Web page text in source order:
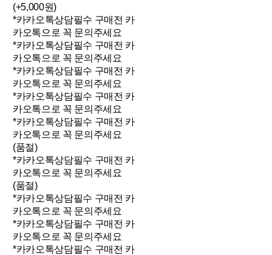
(+5,000원)
*카카오톡상담필수 구매전 카
카오톡으로 꼭 문의주세요
*카카오톡상담필수 구매전 카
카오톡으로 꼭 문의주세요
*카카오톡상담필수 구매전 카
카오톡으로 꼭 문의주세요
*카카오톡상담필수 구매전 카
카오톡으로 꼭 문의주세요
*카카오톡상담필수 구매전 카
카오톡으로 꼭 문의주세요
(품절)
*카카오톡상담필수 구매전 카
카오톡으로 꼭 문의주세요
(품절)
*카카오톡상담필수 구매전 카
카오톡으로 꼭 문의주세요
*카카오톡상담필수 구매전 카
카오톡으로 꼭 문의주세요
*카카오톡상담필수 구매전 카